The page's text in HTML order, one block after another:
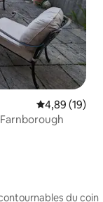
Note
4,89 (19)
du coin